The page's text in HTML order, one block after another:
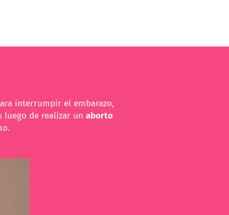
interrumpir el embarazo,
luego de realizar un aborto